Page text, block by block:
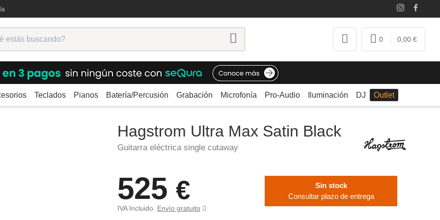
0 0,00 €
Teclados Pianos Batería/Percusión Grabación Microfonía Pro-Audio Iluminación DJ Outlet
Single Cutaway Hagstrom Ultra Max Satin Black
Hagstrom Ultra Max Satin Black
Guitarra eléctrica single cutaway
525 €
IVA Incluido. Envío gratuito
Sin stock
Consultar plazo de entrega